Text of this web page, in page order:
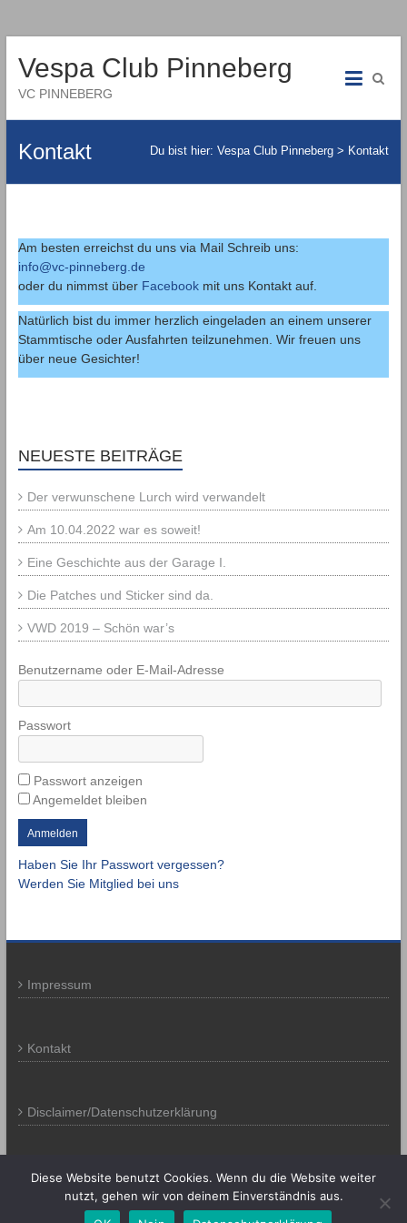
Vespa Club Pinneberg
VC PINNEBERG
Kontakt Du bist hier: Vespa Club Pinneberg > Kontakt
Am besten erreichst du uns via Mail Schreib uns:
info@vc-pinneberg.de
oder du nimmst über Facebookmit uns Kontakt auf.
Natürlich bist du immer herzlich eingeladen an einem unserer
Stammtische oder Ausfahrten teilzunehmen. Wir freuen uns
über neue Gesichter!
NEUESTE BEITRÄGE
Der verwunschene Lurch wird verwandelt
Am 10.04.2022 war es soweit!
Eine Geschichte aus der Garage I.
Die Patches und Sticker sind da.
VWD 2019 – Schön war’s
Benutzername oder E-Mail-Adresse
Passwort
Passwort anzeigen
Angemeldet bleiben
Haben Sie Ihr Passwort vergessen?
Werden Sie Mitglied bei uns
Impressum
Kontakt
Disclaimer/Datenschutzerklärung
Copyright 2026 Vespa Club Pinneberg
Diese Website benutzt Cookies. Wenn du die Website weiter
nutzt, gehen wir von deinem Einverständnis aus.